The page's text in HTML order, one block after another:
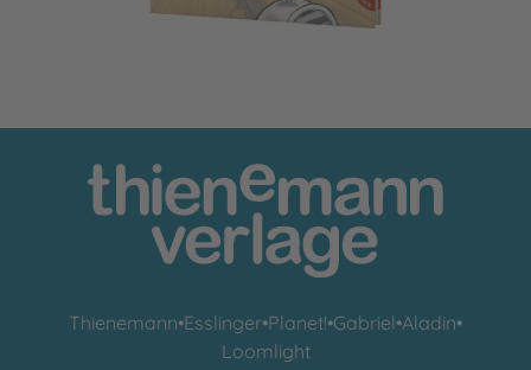
Thienemann•Esslinger•Planet!•Gabriel•Aladin•
Loomlight